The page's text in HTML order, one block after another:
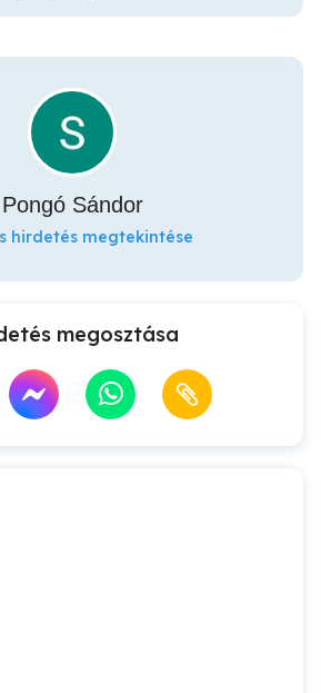
Pongó Sándor
hirdetés megtekintése
megosztása